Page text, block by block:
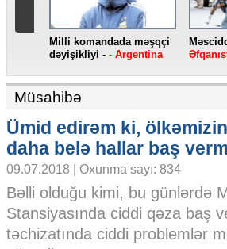
- ABŞ
“Atletiko” Lemarı
edib -- İspaniya
Müsahibə
Ümid edirəm ki,
daha belə hallar baş
09.07.2018 | Oxunma sayı: 834
Bəlli olduğu kimi, bu günlərdə
Stansiyasında ciddi qəza baş
təchizatında ciddi problemlər